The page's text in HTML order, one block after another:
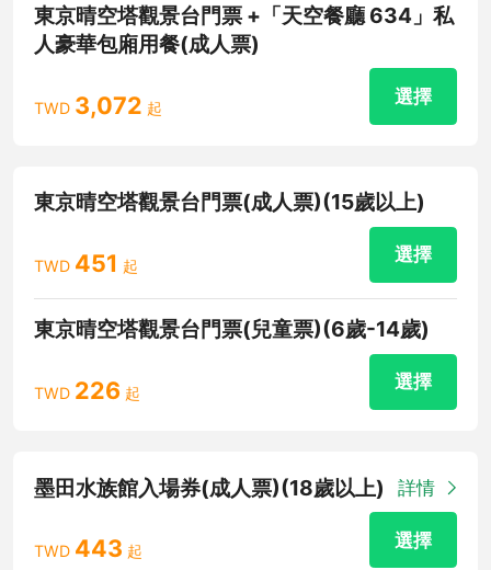
東京晴空塔觀景台門票 +「天空餐廳 634」私
人豪華包廂用餐(成人票)
TWD 3,072 起
選擇
東京晴空塔觀景台門票(成人票)(15歲以上)
TWD 451 起
選擇
東京晴空塔觀景台門票(兒童票)(6歲-14歲)
TWD 226 起
選擇
墨田水族館入場券(成人票)(18歲以上) 詳情
TWD 443 起
選擇